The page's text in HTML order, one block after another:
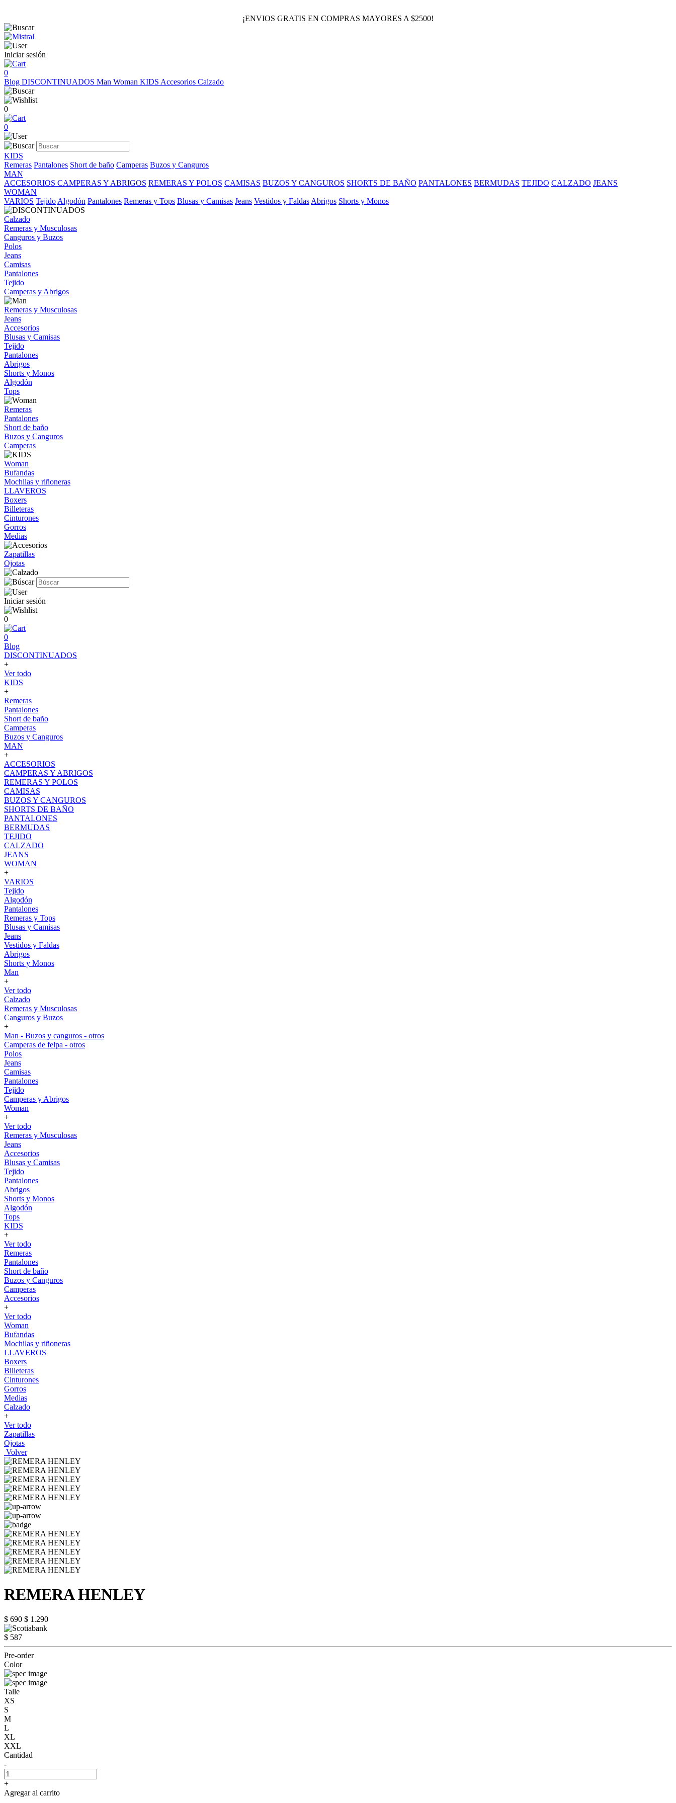
¡ENVIOS GRATIS EN COMPRAS MAYORES A $2500!
Iniciar sesión
0
Blog DISCONTINUADOS Man Woman KIDS Accesorios Calzado
0
0
KIDS
Remeras Pantalones Short de baño Camperas Buzos y Canguros
MAN
ACCESORIOS CAMPERAS Y ABRIGOS REMERAS Y POLOS CAMISAS BUZOS Y CANGUROS SHORTS DE BAÑO PANTALONES BERMUDAS TEJIDO CALZADO JEANS
WOMAN
VARIOS Tejido Algodón Pantalones Remeras y Tops Blusas y Camisas Jeans Vestidos y Faldas Abrigos Shorts y Monos
Calzado
Remeras y Musculosas
Canguros y Buzos
Polos
Jeans
Camisas
Pantalones
Tejido
Camperas y Abrigos
Remeras y Musculosas
Jeans
Accesorios
Blusas y Camisas
Tejido
Pantalones
Abrigos
Shorts y Monos
Algodón
Tops
Remeras
Pantalones
Short de baño
Buzos y Canguros
Camperas
Woman
Bufandas
Mochilas y riñoneras
LLAVEROS
Boxers
Billeteras
Cinturones
Gorros
Medias
Zapatillas
Ojotas
Iniciar sesión
0
0
Blog
DISCONTINUADOS
+
Ver todo
KIDS
+
Remeras
Pantalones
Short de baño
Camperas
Buzos y Canguros
MAN
+
ACCESORIOS
CAMPERAS Y ABRIGOS
REMERAS Y POLOS
CAMISAS
BUZOS Y CANGUROS
SHORTS DE BAÑO
PANTALONES
BERMUDAS
TEJIDO
CALZADO
JEANS
WOMAN
+
VARIOS
Tejido
Algodón
Pantalones
Remeras y Tops
Blusas y Camisas
Jeans
Vestidos y Faldas
Abrigos
Shorts y Monos
Man
+
Ver todo
Calzado
Remeras y Musculosas
Canguros y Buzos
+
Man - Buzos y canguros - otros
Camperas de felpa - otros
Polos
Jeans
Camisas
Pantalones
Tejido
Camperas y Abrigos
Woman
+
Ver todo
Remeras y Musculosas
Jeans
Accesorios
Blusas y Camisas
Tejido
Pantalones
Abrigos
Shorts y Monos
Algodón
Tops
KIDS
+
Ver todo
Remeras
Pantalones
Short de baño
Buzos y Canguros
Camperas
Accesorios
+
Ver todo
Woman
Bufandas
Mochilas y riñoneras
LLAVEROS
Boxers
Billeteras
Cinturones
Gorros
Medias
Calzado
+
Ver todo
Zapatillas
Ojotas
Volver
REMERA HENLEY
$ 690 $ 1.290
$ 587
Pre-order
Color
Talle
XS
S
M
L
XL
XXL
Cantidad
-
+
Agregar al carrito